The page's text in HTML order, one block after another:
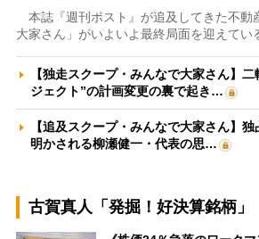
本誌『週刊ポスト』が追及してきた不動
大家さん」がいよいよ最終局面を迎えてい
【独走スクープ・みんなで大家さん】
ジェクト”の計画変更の裏で起き…
【追及スクープ・みんなで大家さん】
明かされる柳瀬健一・代表の思…
古賀真人「発掘！好決算銘柄」